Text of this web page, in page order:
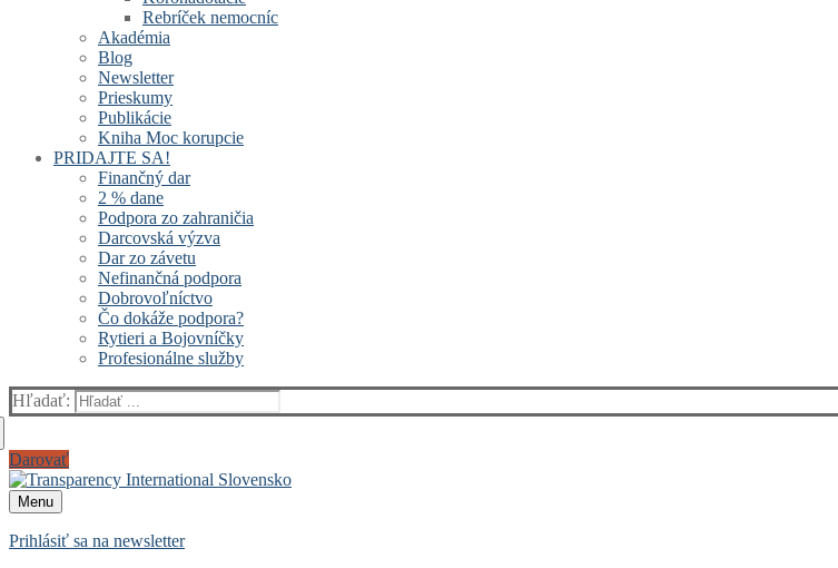
Rebríček nemocníc
Akadémia
Blog
Newsletter
Prieskumy
Publikácie
Kniha Moc korupcie
PRIDAJTE SA!
Finančný dar
2 % dane
Podpora zo zahraničia
Darcovská výzva
Dar zo závetu
Nefinančná podpora
Dobrovoľníctvo
Čo dokáže podpora?
Rytieri a Bojovníčky
Profesionálne služby
Hľadať:
Darovať
Menu
Prihlásiť sa na newsletter